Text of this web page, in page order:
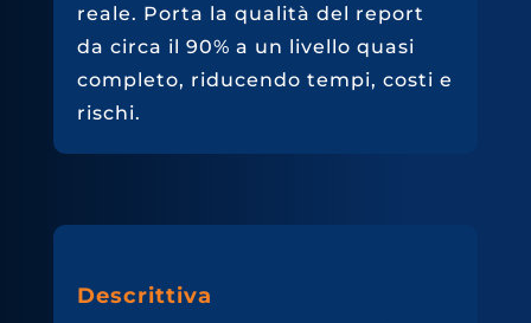
reale. Porta la qualità del report
da circa il 90% a un livello quasi
completo, riducendo tempi, costi e
rischi.
Descrittiva